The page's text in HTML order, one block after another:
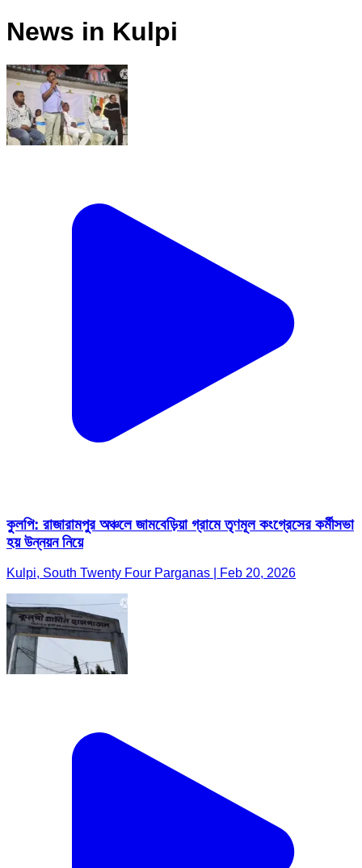
News in Kulpi
কুলপি: রাজারামপুর অঞ্চলে জামবেড়িয়া গ্রামে তৃণমূল কংগ্রেসের কর্মীসভা
হয় উন্নয়ন নিয়ে
Kulpi, South Twenty Four Parganas | Feb 20, 2026